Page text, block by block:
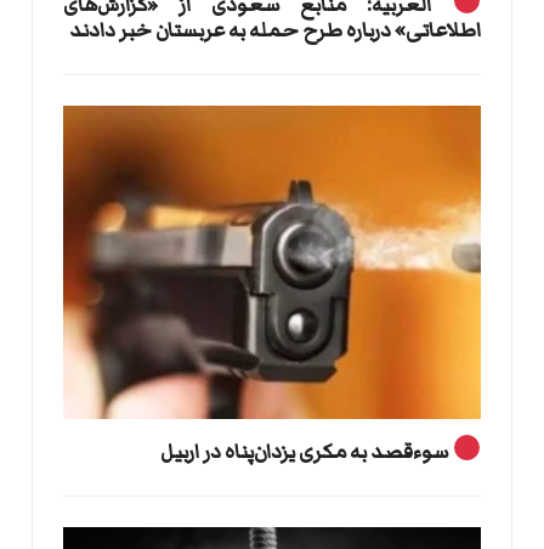
اطلاعاتی» درباره طرح حمله به عربستان خبر دادند
سوءقصد به مکری یزدان‌پناه در اربیل